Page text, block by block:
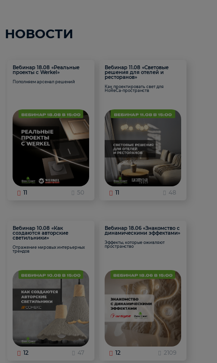
НОВОСТИ
Вебинар 18.08 «Реальные
проекты с Werkel»
Пополняем арсенал решений
11 50
Вебинар 11.08 «Световые
решения для отелей и
ресторанов»
Как проектировать свет для
HoReCa-пространств
11 48
Вебинар 10.08 «Как
создаются авторские
светильники»
Отражение мировых интерьерных
трендов
12 47
Вебинар 18.06 «Знакомство с
динамическими эффектами»
Эффекты, которые оживляют
пространство
12 2109